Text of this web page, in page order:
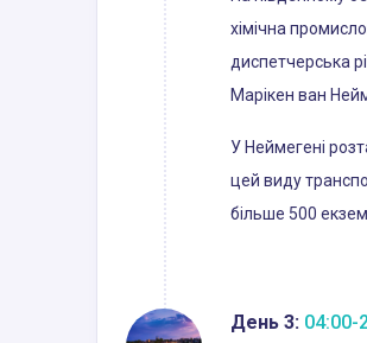
хімічна
диспетчерська
Марікен ван
У Неймегені
цей виду
більше 500
День 3: 04:00-